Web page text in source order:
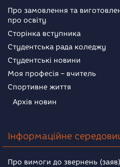
Про замовлення та
про освіту
Сторінка вступника
Студентська рада коледжу
Студентські новини
Моя професія – вчитель
Спортивне життя
Архів новин
Інформаційне
Про вимоги до звернень